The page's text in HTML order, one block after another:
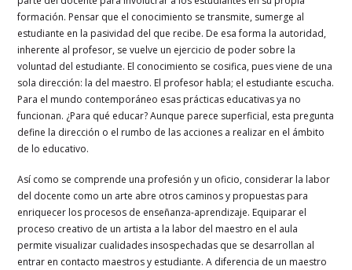
formación. Pensar que el conocimiento se transmite, sumerge al
estudiante en la pasividad del que recibe. De esa forma la autoridad,
inherente al profesor, se vuelve un ejercicio de poder sobre la
voluntad del estudiante. El conocimiento se cosifica, pues viene de una
sola dirección: la del maestro. El profesor habla; el estudiante escucha.
Para el mundo contemporáneo esas prácticas educativas ya no
funcionan. ¿Para qué educar? Aunque parece superficial, esta pregunta
define la dirección o el rumbo de las acciones a realizar en el ámbito
de lo educativo.
Así como se comprende una profesión y un oficio, considerar la labor
del docente como un arte abre otros caminos y propuestas para
enriquecer los procesos de enseñanza-aprendizaje. Equiparar el
proceso creativo de un artista a la labor del maestro en el aula
permite visualizar cualidades insospechadas que se desarrollan al
entrar en contacto maestros y estudiante. A diferencia de un maestro